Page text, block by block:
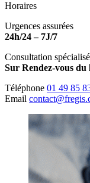
Horaires
Urgences assurées
24h/24 – 7J/7
Consultation
Sur Rendez-vous du
Téléphone 01 49 85
Email